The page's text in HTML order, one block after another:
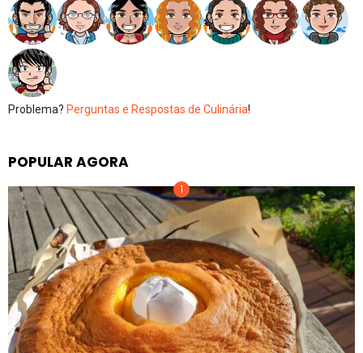
Problema? Perguntas e Respostas de Culinária!
POPULAR AGORA